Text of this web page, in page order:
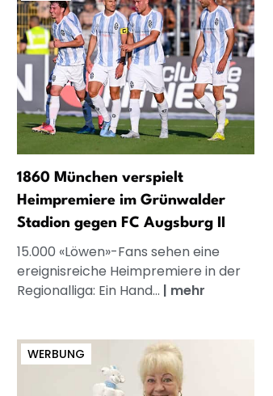
1860 München verspielt
Heimpremiere im Grünwalder
Stadion gegen FC Augsburg II
15.000 «Löwen»-Fans sehen eine
ereignisreiche Heimpremiere in der
Regionalliga: Ein Hand... | mehr
WERBUNG